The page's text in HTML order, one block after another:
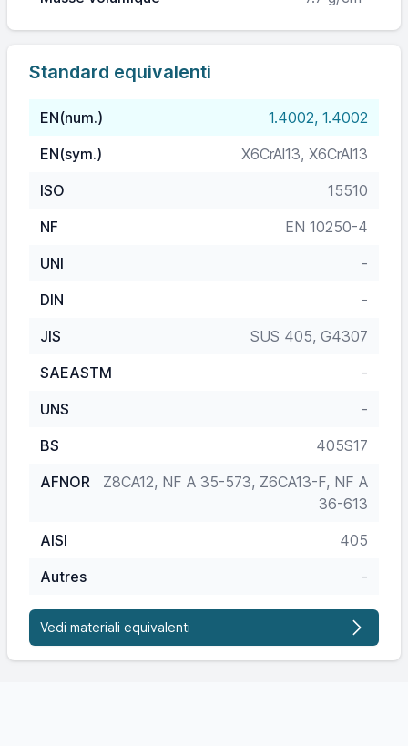
Standard equivalenti
EN(num.)
1.4002, 1.4002
EN(sym.)
X6CrAl13, X6CrAl13
ISO
15510
NF
EN 10250-4
UNI
-
DIN
-
JIS
SUS 405, G4307
SAEASTM
-
UNS
-
BS
405S17
AFNOR
Z8CA12, NF A 35-573, Z6CA13-F, NF A
36-613
AISI
405
Autres
-
Vedi materiali equivalenti